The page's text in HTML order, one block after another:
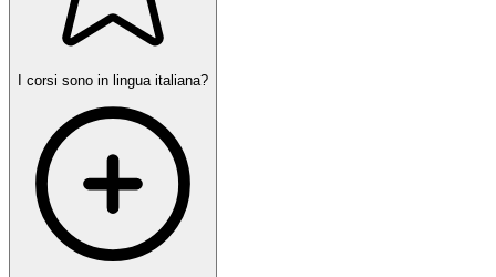
I corsi sono in lingua italiana?